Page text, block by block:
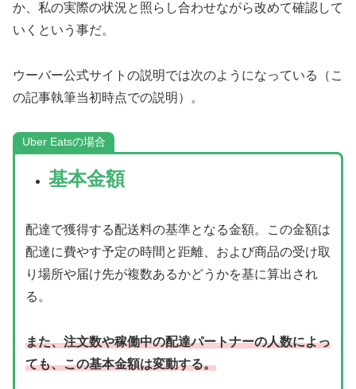
か、私の実際の状況と照らし合わせながら改めて確認して
いくという事だ。
ウーバー公式サイトの説明では次のようになっている（こ
の記事執筆当初時点での説明）。
Uber Eatsの場合
基本金額
配達で獲得する配送料の基準となる金額。この金額は
配達に費やす予定の時間と距離、および商品の受け取
り場所や届け先が複数あるかどうかを基に算出され
る。
また、注⽂数や稼働中の配達パートナーの⼈数によっ
ても、この基本⾦額は変動する。